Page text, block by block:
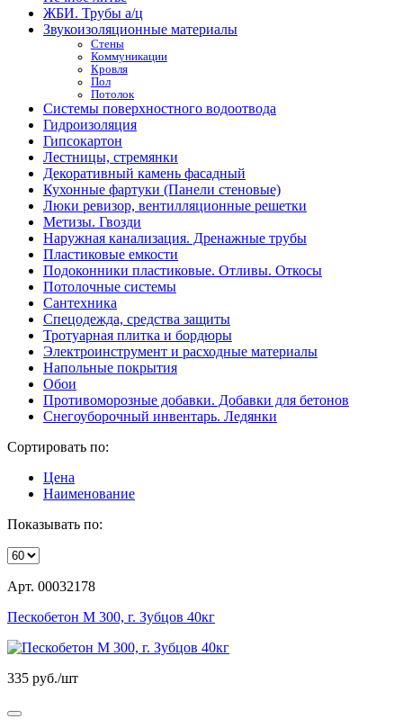
ЖБИ. Трубы а/ц
Звукоизоляционные материалы
Стены
Коммуникации
Кровля
Пол
Потолок
Системы поверхностного водоотвода
Гидроизоляция
Гипсокартон
Лестницы, стремянки
Декоративный камень фасадный
Кухонные фартуки (Панели стеновые)
Люки ревизор, вентилляционные решетки
Метизы. Гвозди
Наружная канализация. Дренажные трубы
Пластиковые емкости
Подоконники пластиковые. Отливы. Откосы
Потолочные системы
Сантехника
Спецодежда, средства защиты
Тротуарная плитка и бордюры
Электроинструмент и расходные материалы
Напольные покрытия
Обои
Противоморозные добавки. Добавки для бетонов
Снегоуборочный инвентарь. Ледянки
Сортировать по:
Цена
Наименование
Показывать по:
Арт. 00032178
Пескобетон М 300, г. Зубцов 40кг
335 руб./шт